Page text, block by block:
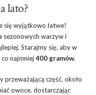
lato?
się wyjątkowo łatwe!
warzyw i
Starajmy się, aby w
co najmniej400 gramów.
przeważającą część, około
owoce, dostarczając